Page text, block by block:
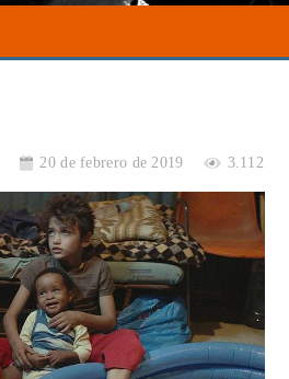
20 de febrero de 2019 3.112